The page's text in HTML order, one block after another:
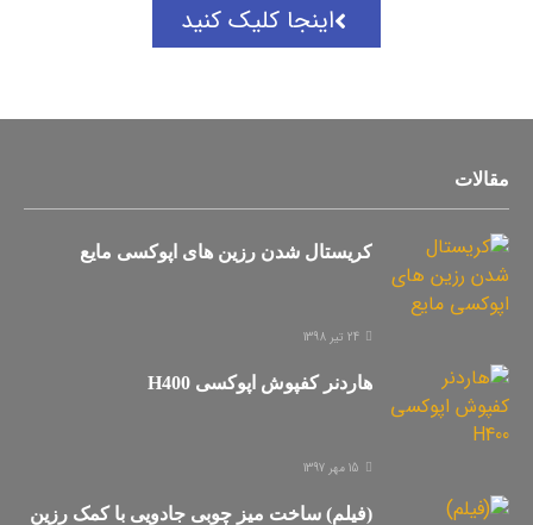
اینجا کلیک کنید
مقالات
کریستال شدن رزین های اپوکسی مایع
24 تیر 1398
هاردنر کفپوش اپوکسی H400
15 مهر 1397
(فیلم) ساخت میز چوبی جادویی با کمک رزین